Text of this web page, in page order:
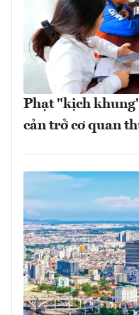
Phạt "kịch
cản trở cơ quan